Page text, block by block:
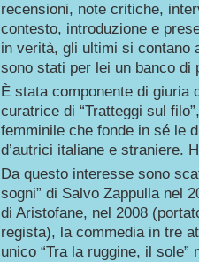
recensioni, note critiche,
contesto, introduzione e
in verità, gli ultimi si contano
sono stati per lei un banco
È stata componente di giuria
curatrice di “Tratteggi sul
femminile che fonde in sé le
d’autrici italiane e straniere.
Da questo interesse sono
sogni” di Salvo Zappulla nel
di Aristofane, nel 2008
regista), la commedia in tre
unico “Tra la ruggine, il